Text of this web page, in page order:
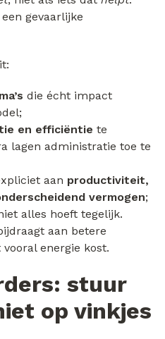
gevaarlijke
die écht impact
en efficiëntie te
lagen administratie toe te
aan productiviteit,
vermogen;
alles hoeft tegelijk.
aan betere
energie kost.
stuur
op vinkjes